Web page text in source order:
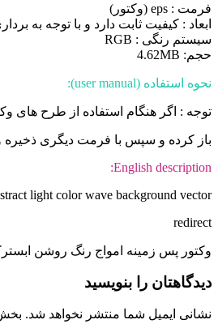
فرمت : eps (وکتور)
ابعاد : کیفیت ثابت دارد و با توجه به
سیستم رنگی : RGB
حجم: 4.62MB
نحوه استفاده (user manual):
توجه : اگر هنگام استفاده از طرح های
باز کرده و سپس با فرمت دیگری ذخیره
English description:
light color wave background vector
redirect
وکتور پس زمینه امواج رنگ روشن
دیدگاهتان را بنویسید
نشانی ایمیل شما منتشر نخواهد شد.